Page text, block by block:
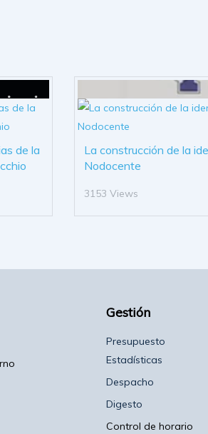
de la
La construcción de la
Nodocente
3153 Views
Gestión
Presupuesto
Estadísticas
Despacho
Digesto
Control de horario